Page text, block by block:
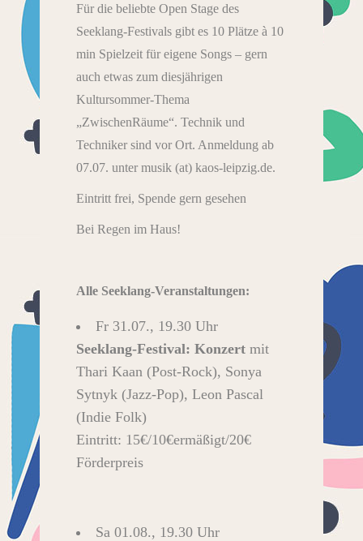
Für die beliebte Open Stage des
Seeklang-Festivals gibt es 10 Plätze à 10
min Spielzeit für eigene Songs – gern
auch etwas zum diesjährigen
Kultursommer-Thema
„ZwischenRäume“. Technik und
Techniker sind vor Ort. Anmeldung ab
07.07. unter musik (at) kaos-leipzig.de.
Eintritt frei, Spende gern gesehen
Bei Regen im Haus!
Alle Seeklang-Veranstaltungen:
Fr 31.07., 19.30 Uhr
Seeklang-Festival: Konzert mit
Thari Kaan (Post-Rock), Sonya
Sytnyk (Jazz-Pop), Leon Pascal
(Indie Folk)
Eintritt: 15€/10€ermäßigt/20€
Förderpreis
Sa 01.08., 19.30 Uhr